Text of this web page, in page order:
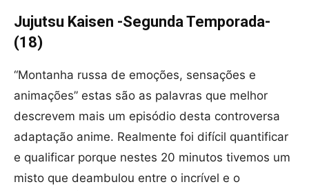
Jujutsu Kaisen -Segunda Temporada-
(18)
“Montanha russa de emoções, sensações e
animações” estas são as palavras que melhor
descrevem mais um episódio desta controversa
adaptação anime. Realmente foi difícil quantificar
e qualificar porque nestes 20 minutos tivemos um
misto que deambulou entre o incrível e o